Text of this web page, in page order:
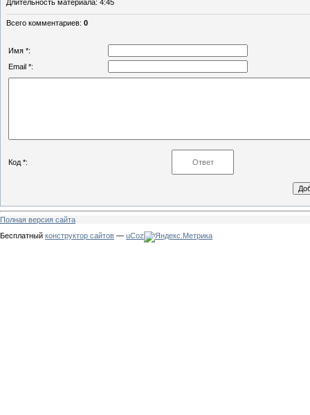
Длительность материала: 4:45
Всего комментариев: 0
Имя *:
Email *:
Код *:
Полная версия сайта
Бесплатный конструктор сайтов — uCoz